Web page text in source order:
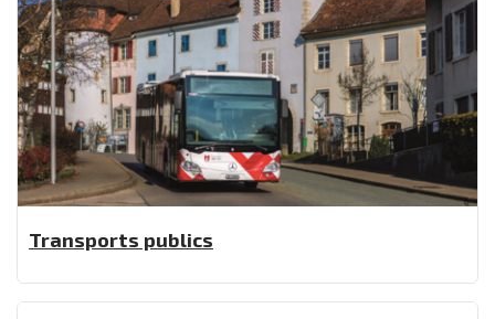
Transports publics